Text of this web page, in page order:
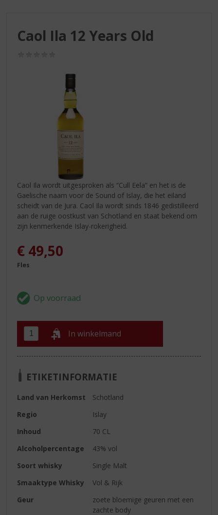
Caol Ila 12 Years Old
Caol Ila wordt uitgesproken als “Cull Eela” en het is de
Gaelische naam voor de Sound of Islay, die het eiland
scheidt van de Jura. Caol Ila wordt sinds 1846 gedistilleerd
aan de ruige oostkust van Schotland en staat bekend om
zijn kenmerkende Islay-rokerigheid.
€ 49,50
Fles
In winkelmand
ETIKETINFORMATIE
Land van Herkomst
Schotland
Regio
Islay
Inhoud
70 CL
Alcoholpercentage
43% vol
Soort whisky
Single Malt
Smaaktype Whisky
Vol & Rijk
Geur
zoete bloemige geuren met een
zachte body